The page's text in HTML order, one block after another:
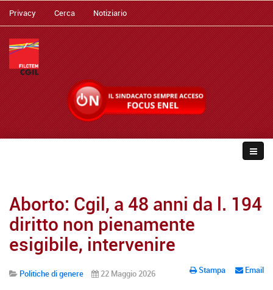
Privacy Cerca Notiziario
Aborto: Cgil, a 48 anni da l. 194
diritto non pienamente
esigibile, intervenire
Stampa Email
Politiche di genere 22 Maggio 2026